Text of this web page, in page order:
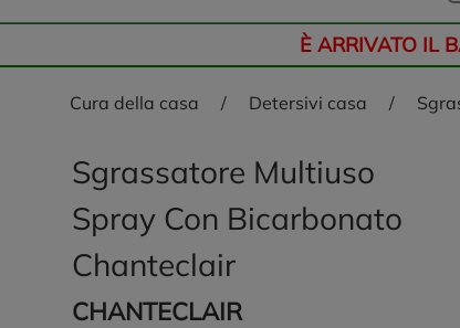
È ARRIVATO IL
cura della casa / detersivi casa /
Sgrassatore Multiuso
Spray Con Bicarbonato
Chanteclair
CHANTECLAIR